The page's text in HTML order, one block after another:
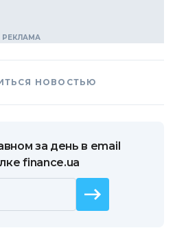
НОВОСТЬЮ
за день в email
finance.ua